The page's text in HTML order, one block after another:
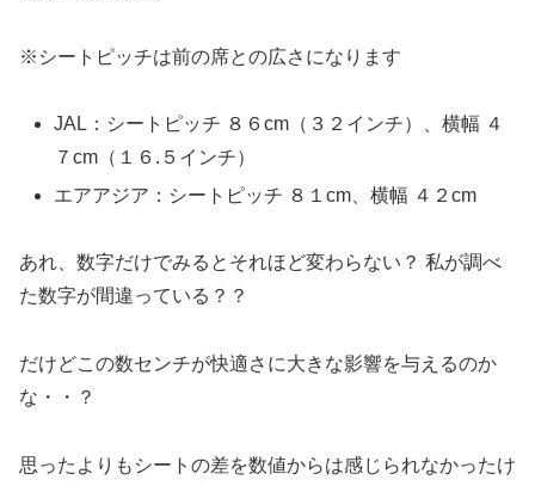
※シートピッチは前の席との広さになります
JAL：シートピッチ ８６cm（３２インチ）、横幅 ４
７cm（１６.５インチ）
エアアジア：シートピッチ ８１cm、横幅 ４２cm
あれ、数字だけでみるとそれほど変わらない？ 私が調べ
た数字が間違っている？？
だけどこの数センチが快適さに大きな影響を与えるのか
な・・？
思ったよりもシートの差を数値からは感じられなかったけ